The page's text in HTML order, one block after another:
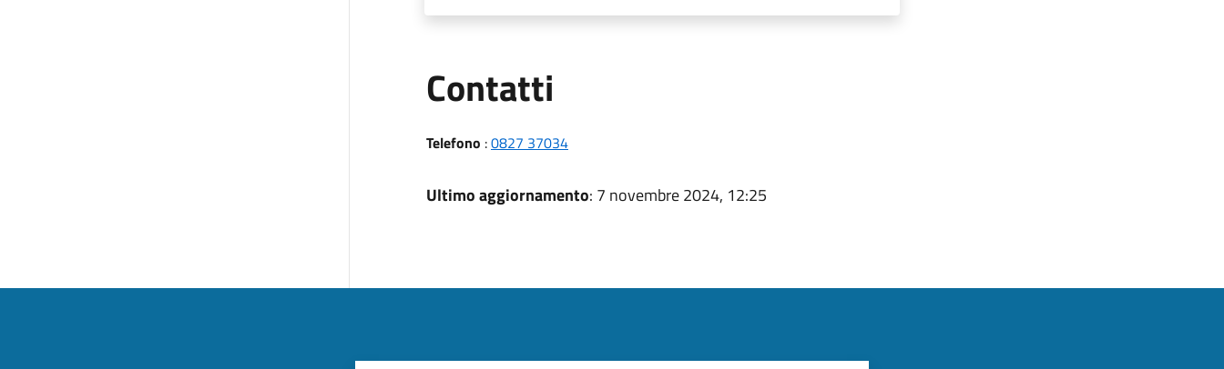
Contatti
Telefono :0827 37034
Ultimo aggiornamento: 7 novembre 2024, 12:25